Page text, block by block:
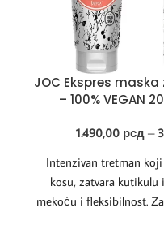
JOC Ekspres
– 100% VEGAN
1.490,00 рсд –
Intenzivan tretman
kosu, zatvara
mekoću i fleksibilnost.